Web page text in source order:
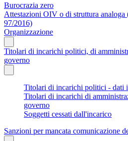
Burocrazia zero
Attestazioni OIV o di struttura analoga
97/2016)
Organizzazione
Titolari di incarichi politici, di
governo
Titolari di incarichi politici - dati
Titolari di incarichi di
governo
Soggetti cessati dall'incarico
Sanzioni per mancata comunicazione